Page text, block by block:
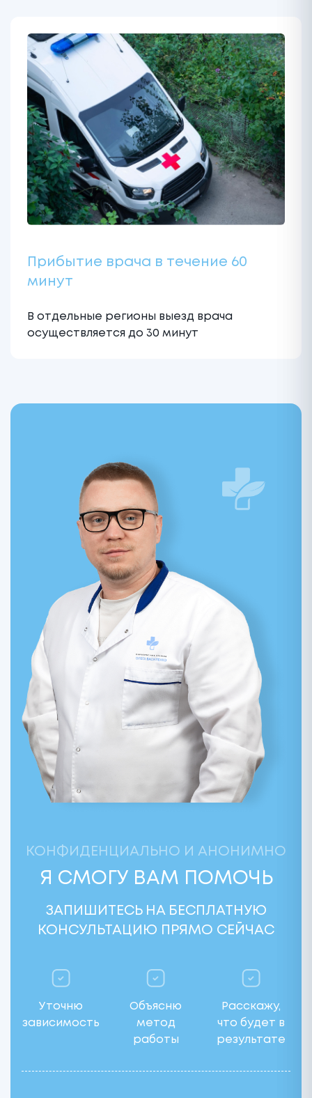
Прибытие врача в течение 60
минут
В отдельные регионы выезд врача
осуществляется до 30 минут
КОНФИДЕНЦИАЛЬНО И АНОНИМНО
Я СМОГУ ВАМ ПОМОЧЬ
ЗАПИШИТЕСЬ НА БЕСПЛАТНУЮ
КОНСУЛЬТАЦИЮ ПРЯМО СЕЙЧАС
Уточню
зависимость
Объясню
метод
работы
Расскажу,
что будет в
результате